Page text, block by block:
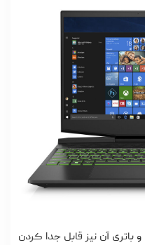
باتری آن نیز قابل جدا کردن